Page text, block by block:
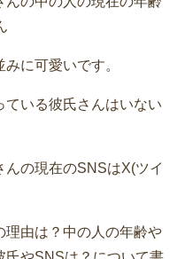
に可愛いです。
いる彼氏さんはいない
の現在のSNSはX(ツイ
理由は？中の人の年齢や